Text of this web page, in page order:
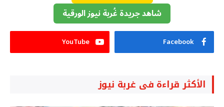
شاهد جريدة غُربة نيوز الورقية
Facebook
YouTube
الأكثر قراءة فى غربة نيوز